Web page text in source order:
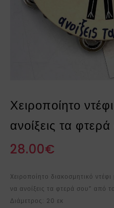
Χειροποίητο
ανοίξεις τα
28.00€
Xειροποίητο διακοσμητικό
να ανοίξεις τα φτερά σου” από
Διάμετρος: 20 εκ